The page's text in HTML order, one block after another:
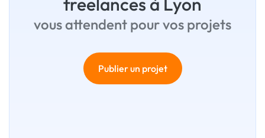
vous attendent pour vos projets
Publier un projet